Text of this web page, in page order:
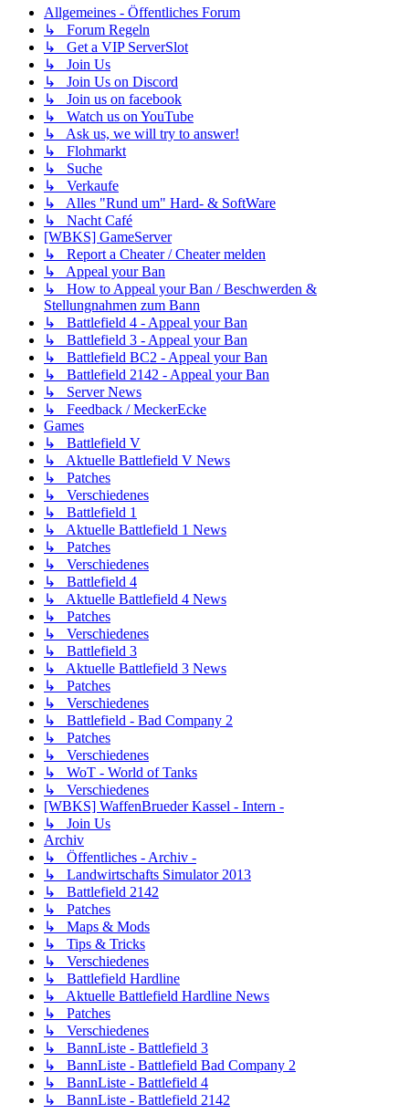
Allgemeines - Öffentliches Forum
↳ Forum Regeln
↳ Get a VIP ServerSlot
↳ Join Us
↳ Join Us on Discord
↳ Join us on facebook
↳ Watch us on YouTube
↳ Ask us, we will try to answer!
↳ Flohmarkt
↳ Suche
↳ Verkaufe
↳ Alles "Rund um" Hard- & SoftWare
↳ Nacht Café
[WBKS] GameServer
↳ Report a Cheater / Cheater melden
↳ Appeal your Ban
↳ How to Appeal your Ban / Beschwerden &
Stellungnahmen zum Bann
↳ Battlefield 4 - Appeal your Ban
↳ Battlefield 3 - Appeal your Ban
↳ Battlefield BC2 - Appeal your Ban
↳ Battlefield 2142 - Appeal your Ban
↳ Server News
↳ Feedback / MeckerEcke
Games
↳ Battlefield V
↳ Aktuelle Battlefield V News
↳ Patches
↳ Verschiedenes
↳ Battlefield 1
↳ Aktuelle Battlefield 1 News
↳ Patches
↳ Verschiedenes
↳ Battlefield 4
↳ Aktuelle Battlefield 4 News
↳ Patches
↳ Verschiedenes
↳ Battlefield 3
↳ Aktuelle Battlefield 3 News
↳ Patches
↳ Verschiedenes
↳ Battlefield - Bad Company 2
↳ Patches
↳ Verschiedenes
↳ WoT - World of Tanks
↳ Verschiedenes
[WBKS] WaffenBrueder Kassel - Intern -
↳ Join Us
Archiv
↳ Öffentliches - Archiv -
↳ Landwirtschafts Simulator 2013
↳ Battlefield 2142
↳ Patches
↳ Maps & Mods
↳ Tips & Tricks
↳ Verschiedenes
↳ Battlefield Hardline
↳ Aktuelle Battlefield Hardline News
↳ Patches
↳ Verschiedenes
↳ BannListe - Battlefield 3
↳ BannListe - Battlefield Bad Company 2
↳ BannListe - Battlefield 4
↳ BannListe - Battlefield 2142